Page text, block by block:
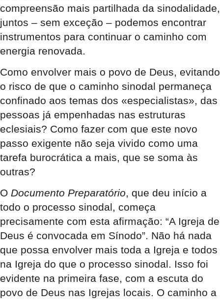
compreensão mais partilhada da sinodalidade,
juntos – sem exceção – podemos encontrar
instrumentos para continuar o caminho com
energia renovada.
Como envolver mais o povo de Deus, evitando
o risco de que o caminho sinodal permaneça
confinado aos temas dos «especialistas», das
pessoas já empenhadas nas estruturas
eclesiais? Como fazer com que este novo
passo exigente não seja vivido como uma
tarefa burocrática a mais, que se soma às
outras?
O Documento Preparatório, que deu início a
todo o processo sinodal, começa
precisamente com esta afirmação: “A Igreja de
Deus é convocada em Sínodo”. Não há nada
que possa envolver mais toda a Igreja e todos
na Igreja do que o processo sinodal. Isso foi
evidente na primeira fase, com a escuta do
povo de Deus nas Igrejas locais. O caminho a